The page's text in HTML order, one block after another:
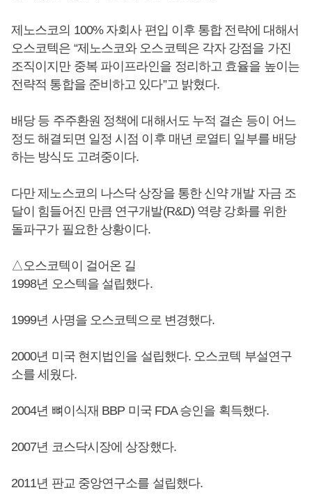
제노스코의 100% 자회사 편입 이후 통합 전략에 대해서
오스코텍은 “제노스코와 오스코텍은 각자 강점을 가진
조직이지만 중복 파이프라인을 정리하고 효율을 높이는
전략적 통합을 준비하고 있다”고 밝혔다.
배당 등 주주환원 정책에 대해서도 누적 결손 등이 어느
정도 해결되면 일정 시점 이후 매년 로열티 일부를 배당
하는 방식도 고려중이다.
다만 제노스코의 나스닥 상장을 통한 신약 개발 자금 조
달이 힘들어진 만큼 연구개발(R&D) 역량 강화를 위한
돌파구가 필요한 상황이다.
△오스코텍이 걸어온 길
1998년 오스텍을 설립했다.
1999년 사명을 오스코텍으로 변경했다.
2000년 미국 현지법인을 설립했다. 오스코텍 부설연구
소를 세웠다.
2004년 뼈이식재 BBP 미국 FDA 승인을 획득했다.
2007년 코스닥시장에 상장했다.
2011년 판교 중앙연구소를 설립했다.